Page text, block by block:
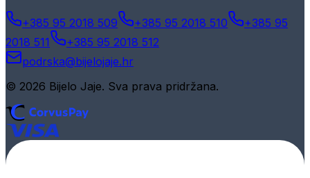
+385 95 2018 509 +385 95 2018 510
+385 95
2018 511
+385 95 2018 512
podrska@bijelojaje.hr
© 2026 Bijelo Jaje. Sva prava pridržana.